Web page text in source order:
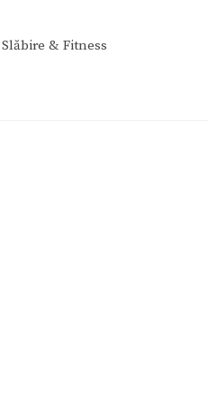
Slăbire & Fitness